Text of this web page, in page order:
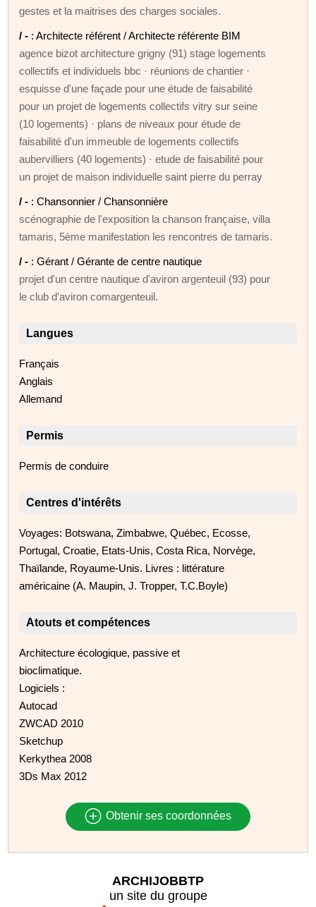
gestes et la maitrises des charges sociales.
/ - : Architecte référent / Architecte référente BIM
agence bizot architecture grigny (91) stage logements
collectifs et individuels bbc · réunions de chantier ·
esquisse d'une façade pour une étude de faisabilité
pour un projet de logements collectifs vitry sur seine
(10 logements) · plans de niveaux pour étude de
faisabilité d'un immeuble de logements collectifs
aubervilliers (40 logements) · etude de faisabilité pour
un projet de maison individuelle saint pierre du perray
/ - : Chansonnier / Chansonnière
scénographie de l'exposition la chanson française, villa
tamaris, 5ème manifestation les rencontres de tamaris.
/ - : Gérant / Gérante de centre nautique
projet d'un centre nautique d'aviron argenteuil (93) pour
le club d'aviron comargenteuil.
Langues
Français
Anglais
Allemand
Permis
Permis de conduire
Centres d'intérêts
Voyages: Botswana, Zimbabwe, Québec, Ecosse,
Portugal, Croatie, Etats-Unis, Costa Rica, Norvège,
Thaïlande, Royaume-Unis. Livres : littérature
américaine (A. Maupin, J. Tropper, T.C.Boyle)
Atouts et compétences
Architecture écologique, passive et
bioclimatique.
Logiciels :
Autocad
ZWCAD 2010
Sketchup
Kerkythea 2008
3Ds Max 2012
Obtenir ses coordonnées
ARCHIJOBBTP
un site du groupe